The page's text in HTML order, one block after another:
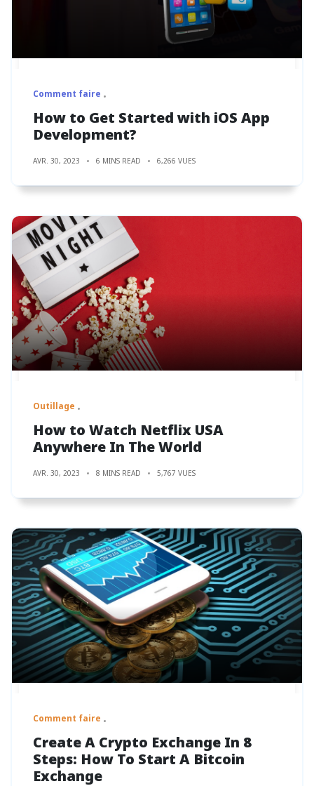
Comment faire
How to Get Started with iOS App
Development?
AVR. 30, 2023 6 MINS READ 6,266 VUES
Outillage
How to Watch Netflix USA
Anywhere In The World
AVR. 30, 2023 8 MINS READ 5,767 VUES
Comment faire
Create A Crypto Exchange In 8
Steps: How To Start A Bitcoin
Exchange